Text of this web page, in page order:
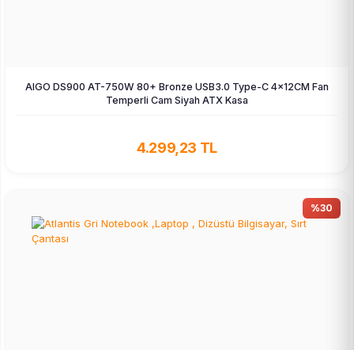
AIGO DS900 AT-750W 80+ Bronze USB3.0 Type-C 4×12CM Fan
Temperli Cam Siyah ATX Kasa
4.299,23 TL
%30